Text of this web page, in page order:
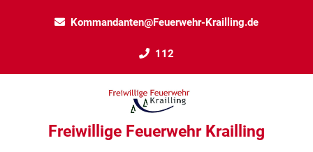
Kommandanten@Feuerwehr-Krailling.de
112
Freiwillige Feuerwehr Krailling